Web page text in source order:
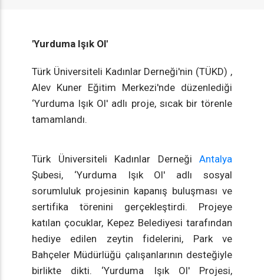
'Yurduma Işık Ol'
Türk Üniversiteli Kadınlar Derneği'nin (TÜKD) ,
Alev Kuner Eğitim Merkezi'nde düzenlediği
‘Yurduma Işık Ol' adlı proje, sıcak bir törenle
tamamlandı.
Türk Üniversiteli Kadınlar Derneği Antalya
Şubesi, ‘Yurduma Işık Ol' adlı sosyal
sorumluluk projesinin kapanış buluşması ve
sertifika törenini gerçekleştirdi. Projeye
katılan çocuklar, Kepez Belediyesi tarafından
hediye edilen zeytin fidelerini, Park ve
Bahçeler Müdürlüğü çalışanlarının desteğiyle
birlikte dikti. ‘Yurduma Işık Ol' Projesi,